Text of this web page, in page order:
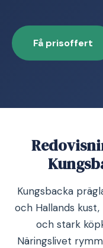
Få prisoffert
Kungsbacka
och Hallands
och stark
Näringslivet